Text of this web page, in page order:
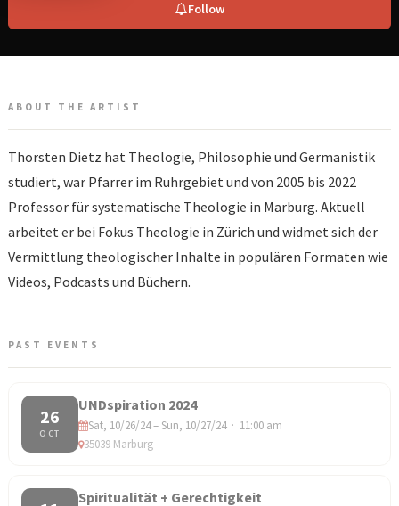
Follow
ABOUT THE ARTIST
Thorsten Dietz hat Theologie, Philosophie und Germanistik
studiert, war Pfarrer im Ruhrgebiet und von 2005 bis 2022
Professor für systematische Theologie in Marburg. Aktuell
arbeitet er bei Fokus Theologie in Zürich und widmet sich der
Vermittlung theologischer Inhalte in populären Formaten wie
Videos, Podcasts und Büchern.
PAST EVENTS
26
OCT
UNDspiration 2024
Sat, 10/26/24 – Sun, 10/27/24 · 11:00 am
35039 Marburg
Spiritualität + Gerechtigkeit